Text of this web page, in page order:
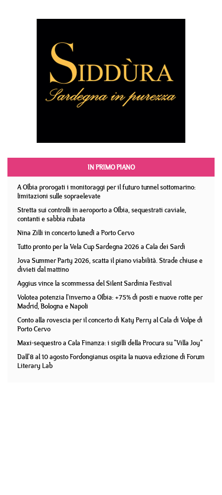
IN PRIMO PIANO
A Olbia prorogati i monitoraggi per il futuro tunnel sottomarino:
limitazioni sulle sopraelevate
Stretta sui controlli in aeroporto a Olbia, sequestrati caviale,
contanti e sabbia rubata
Nina Zilli in concerto lunedì a Porto Cervo
Tutto pronto per la Vela Cup Sardegna 2026 a Cala dei Sardi
Jova Summer Party 2026, scatta il piano viabilità. Strade chiuse e
divieti dal mattino
Aggius vince la scommessa del Silent Sardinia Festival
Volotea potenzia l'inverno a Olbia: +75% di posti e nuove rotte per
Madrid, Bologna e Napoli
Conto alla rovescia per il concerto di Katy Perry al Cala di Volpe di
Porto Cervo
Maxi-sequestro a Cala Finanza: i sigilli della Procura su "Villa Joy"
Dall'8 al 10 agosto Fordongianus ospita la nuova edizione di Forum
Literary Lab